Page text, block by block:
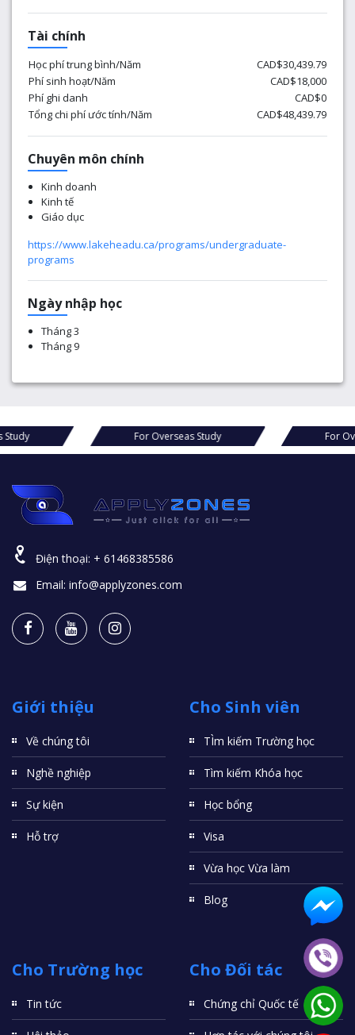
Tài chính
Học phí trung bình/Năm
CAD$30,439.79
Phí sinh hoạt/Năm
CAD$18,000
Phí ghi danh
CAD$0
Tổng chi phí ước tính/Năm
CAD$48,439.79
Chuyên môn chính
Kinh doanh
Kinh tế
Giáo dục
https://www.lakeheadu.ca/programs/undergraduate-
programs
Ngày nhập học
Tháng 3
Tháng 9
Study For Overseas Study For
Điện thoại: + 61468385586
Email: info@applyzones.com
Giới thiệu
Về chúng tôi
Nghề nghiệp
Sự kiện
Hỗ trợ
Cho Sinh viên
TÌm kiếm Trường học
Tìm kiếm Khóa học
Học bổng
Visa
Vừa học Vừa làm
Blog
Cho Trường học
Tin tức
Cho Đối tác
Chứng chỉ Quốc tế